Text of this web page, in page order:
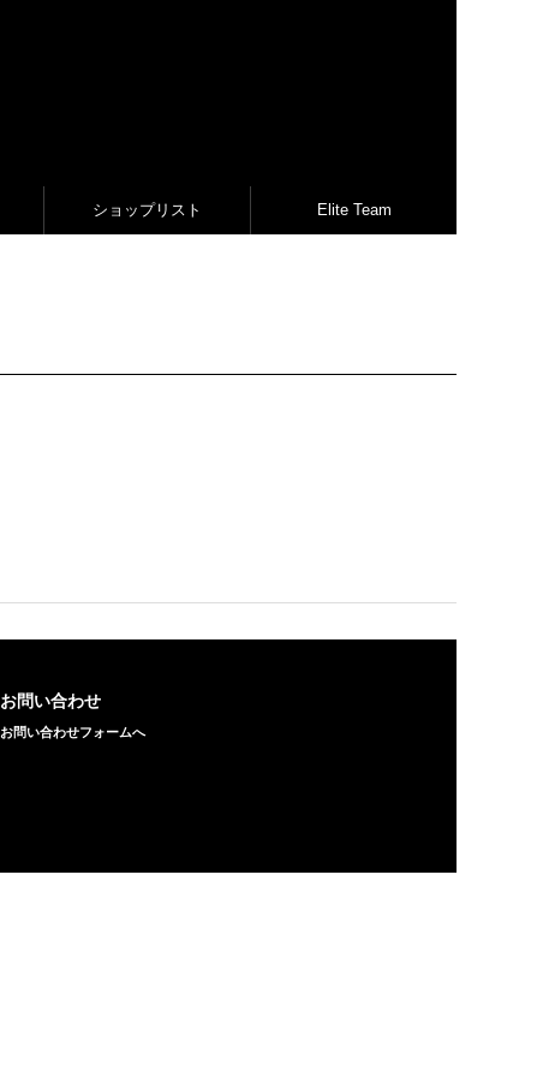
ショップリスト Elite Team
お問い合わせ
お問い合わせフォームへ